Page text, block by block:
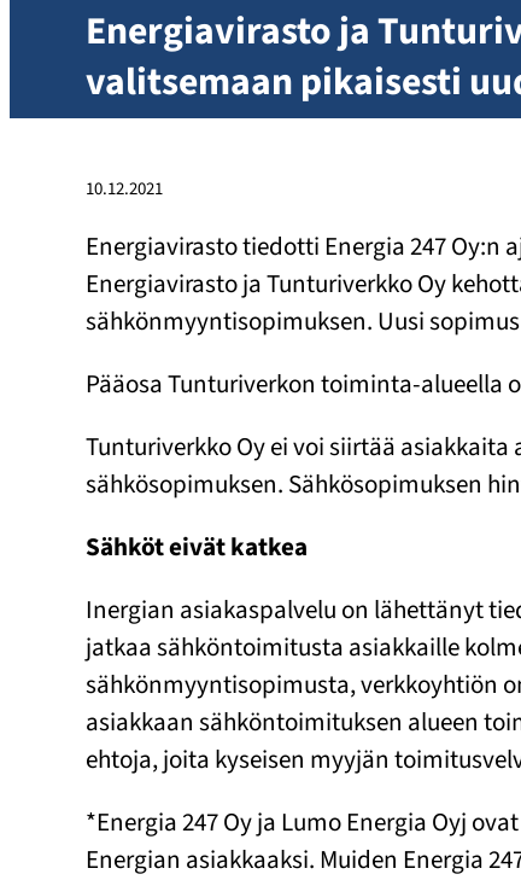
Energiavirasto ja
valitsemaan pikaisesti
10.12.2021
Energiavirasto tiedotti Energia 247 Oy:n
Energiavirasto ja Tunturiverkko Oy
sähkönmyyntisopimuksen. Uusi
Pääosa Tunturiverkon toiminta-alueella
Tunturiverkko Oy ei voi siirtää
sähkösopimuksen. Sähkösopimuksen
Sähköt eivät katkea
Inergian asiakaspalvelu on lähettänyt
jatkaa sähköntoimitusta asiakkaille
sähkönmyyntisopimusta, verkkoyhtiön
asiakkaan sähköntoimituksen alueen
ehtoja, joita kyseisen myyjän
*Energia 247 Oy ja Lumo Energia Oyj
Energian asiakkaaksi. Muiden Energia